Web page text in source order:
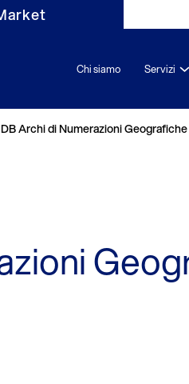
Chi siamo Servizi
DB Archi di Numerazioni